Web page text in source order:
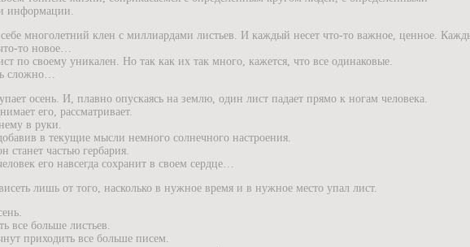
информации.
себе многолетний клен с миллиардами листьев. И каждый несет что-то важное, ценное.
то новое…
по своему уникален. Но так как их так много, кажется, что все одинаковые.
сложно…
осень. И, плавно опускаясь на землю, один лист падает прямо к ногам человека.
его, рассматривает.
в руки.
в текущие мысли немного солнечного настроения.
станет частью гербария.
его навсегда сохранит в своем сердце…
лишь от того, насколько в нужное время и в нужное место упал лист.
все больше листьев.
приходить все больше писем.